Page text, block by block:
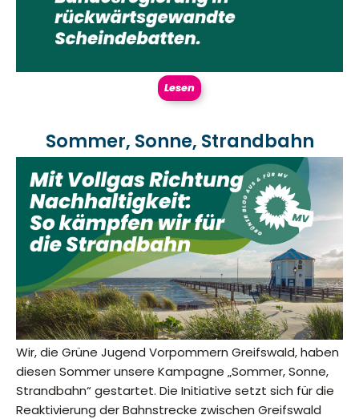
Lesen
Sommer, Sonne, Strandbahn
Wir, die Grüne Jugend Vorpommern Greifswald, haben
diesen Sommer unsere Kampagne „Sommer, Sonne,
Strandbahn“ gestartet. Die Initiative setzt sich für die
Reaktivierung der Bahnstrecke zwischen Greifswald